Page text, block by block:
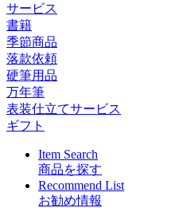
サービス
書籍
季節商品
落款依頼
硬筆用品
万年筆
表装仕立てサービス
ギフト
Item Search
商品を探す
Recommend List
お勧め情報